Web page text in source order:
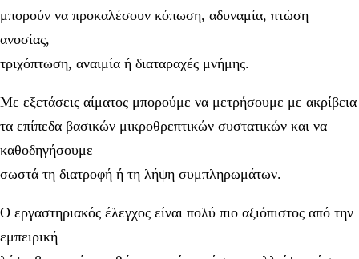
μπορούν να προκαλέσουν κόπωση, αδυναμία, πτώση
ανοσίας,
τριχόπτωση, αναιμία ή διαταραχές μνήμης.
Με εξετάσεις αίματος μπορούμε να μετρήσουμε με ακρίβεια
τα επίπεδα βασικών μικροθρεπτικών συστατικών και να
καθοδηγήσουμε
σωστά τη διατροφή ή τη λήψη συμπληρωμάτων.
Ο εργαστηριακός έλεγχος είναι πολύ πιο αξιόπιστος από την
εμπειρική